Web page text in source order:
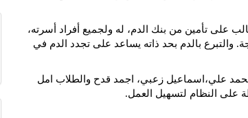
على تأمين من بنك الدم، له ولجميع أفراد أسرته،
بالدم بحد ذاته يساعد على تجدد الدم في
علي،اسماعيل زعبي، اجمد قدح والطلاب امل
على النظام لتسهيل العمل.